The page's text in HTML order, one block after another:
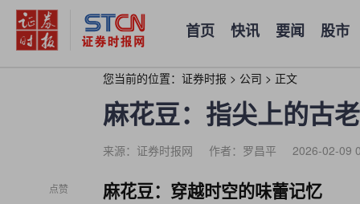
首页 快讯 要闻 股市
您当前的位置： 证券时报 > 公司 > 正文
麻花豆：指尖上的古
来源：证券时报网 作者：罗昌平 2026-02-09
点赞 麻花豆：穿越时空的味蕾记忆